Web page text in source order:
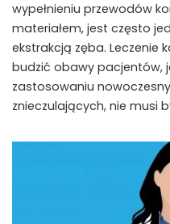
wypełnieniu przewodów
materiałem, jest często
ekstrakcją zęba. Leczenie
budzić obawy pacjentów,
zastosowaniu
znieczulających, nie musi